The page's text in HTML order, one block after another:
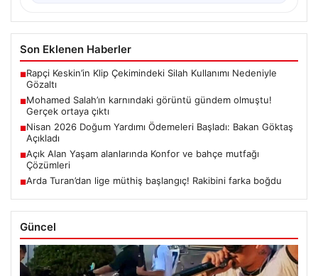
Son Eklenen Haberler
■Rapçi Keskin’in Klip Çekimindeki Silah Kullanımı Nedeniyle
Gözaltı
■Mohamed Salah’ın karnındaki görüntü gündem olmuştu!
Gerçek ortaya çıktı
■Nisan 2026 Doğum Yardımı Ödemeleri Başladı: Bakan Göktaş
Açıkladı
■Açık Alan Yaşam alanlarında Konfor ve bahçe mutfağı
Çözümleri
■Arda Turan’dan lige müthiş başlangıç! Rakibini farka boğdu
Güncel